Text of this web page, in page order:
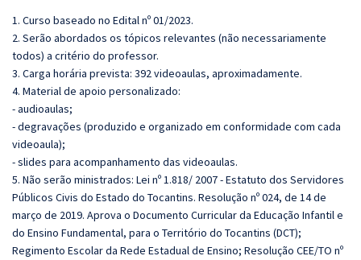
1. Curso baseado no Edital nº 01/2023.
2. Serão abordados os tópicos relevantes (não necessariamente
todos) a critério do professor.
3. Carga horária prevista: 392 videoaulas, aproximadamente.
4. Material de apoio personalizado:
- audioaulas;
- degravações (produzido e organizado em conformidade com cada
videoaula);
- slides para acompanhamento das videoaulas.
5. Não serão ministrados: Lei nº 1.818/ 2007 - Estatuto dos Servidores
Públicos Civis do Estado do Tocantins. Resolução nº 024, de 14 de
março de 2019. Aprova o Documento Curricular da Educação Infantil e
do Ensino Fundamental, para o Território do Tocantins (DCT);
Regimento Escolar da Rede Estadual de Ensino; Resolução CEE/TO nº